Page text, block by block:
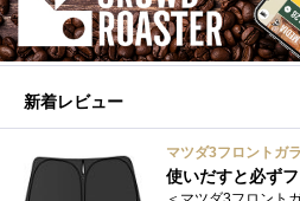
新着レビュー